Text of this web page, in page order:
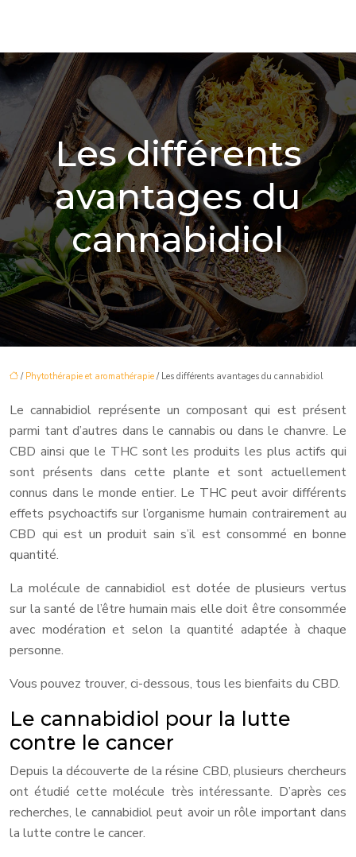
Les différents
avantages du
cannabidiol
/ Phytothérapie et aromathérapie / Les différents avantages du cannabidiol
Le cannabidiol représente un composant qui est présent
parmi tant d’autres dans le cannabis ou dans le chanvre. Le
CBD ainsi que le THC sont les produits les plus actifs qui
sont présents dans cette plante et sont actuellement
connus dans le monde entier. Le THC peut avoir différents
effets psychoactifs sur l’organisme humain contrairement au
CBD qui est un produit sain s’il est consommé en bonne
quantité.
La molécule de cannabidiol est dotée de plusieurs vertus
sur la santé de l’être humain mais elle doit être consommée
avec modération et selon la quantité adaptée à chaque
personne.
Vous pouvez trouver, ci-dessous, tous les bienfaits du CBD.
Le cannabidiol pour la lutte
contre le cancer
Depuis la découverte de la résine CBD, plusieurs chercheurs
ont étudié cette molécule très intéressante. D’après ces
recherches, le cannabidiol peut avoir un rôle important dans
la lutte contre le cancer.